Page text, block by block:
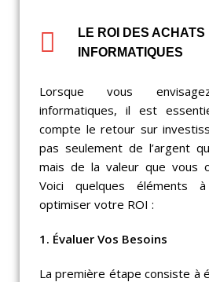
LE ROI DES ACHATS
INFORMATIQUES
Lorsque vous
informatiques, il est
compte le retour sur
pas seulement de l’argent
mais de la valeur que vous
Voici quelques éléments
optimiser votre ROI :
1. Évaluer Vos Besoins
La première étape consiste à